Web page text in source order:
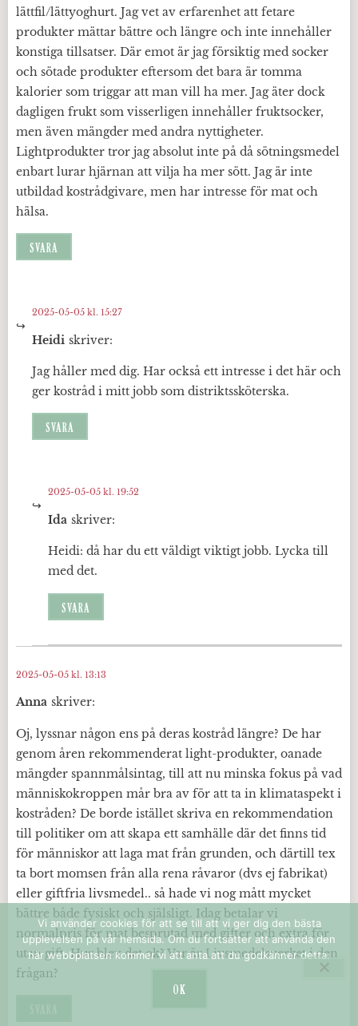
lättfil/lättyoghurt. Jag vet av erfarenhet att fetare
produkter mättar bättre och längre och inte innehåller
konstiga tillsatser. Där emot är jag försiktig med socker
och sötade produkter eftersom det bara är tomma
kalorier som triggar att man vill ha mer. Jag äter dock
dagligen frukt som visserligen innehåller fruktsocker,
men även mängder med andra nyttigheter.
Lightprodukter tror jag absolut inte på då sötningsmedel
enbart lurar hjärnan att vilja ha mer sött. Jag är inte
utbildad kostrådgivare, men har intresse för mat och
hälsa.
SVARA
Heidi skriver:
2025-05-05 kl. 15:27
Jag håller med dig. Har också ett intresse i det här och
ger kostråd i mitt jobb som distriktssköterska.
SVARA
Ida skriver:
2025-05-05 kl. 19:52
Heidi: då har du ett väldigt viktigt jobb. Lycka till
med det.
SVARA
Anna skriver:
2025-05-05 kl. 13:13
Oj, lyssnar någon ens på deras kostråd längre? De har
genom åren rekommenderat light-produkter, oanade
mängder spannmålsintag, till att nu minska fokus på vad
människokroppen mår bra av för att ta in klimataspekt i
kostråden? De borde istället skriva en rekommendation
till politiker om att skapa ett samhälle där det finns tid
för människor att laga mat från grunden, och därtill tex
ta bort momsen från alla rena råvaror (dvs ej fabrikat)
eller giftfria livsmedel.. så hade vi nog mått mycket
bättre både fysiskt och själsligt. Idag betalar vi
normalpris för mat besprutad med gifter och extra för
utan gift. Hur blev det ok? Var är Livsmedelsverket i den
frågan?
Vi använder cookies för att se till att vi ger dig den bästa
upplevelsen på vår hemsida. Om du fortsätter att använda den
här webbplatsen kommer vi att anta att du godkänner detta.
OK